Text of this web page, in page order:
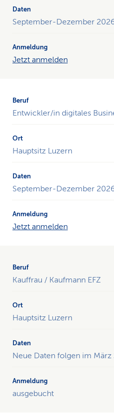
September-Dezember
Jetzt anmelden
Entwickler/in digitales
Hauptsitz Luzern
September-Dezember
Jetzt anmelden
Kauffrau / Kaufmann EFZ
Hauptsitz Luzern
Neue Daten folgen im März
ausgebucht